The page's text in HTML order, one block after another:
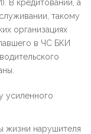
В кредитовании, а
такому
организациях
в ЧС БКИ
усиленного
жизни нарушителя